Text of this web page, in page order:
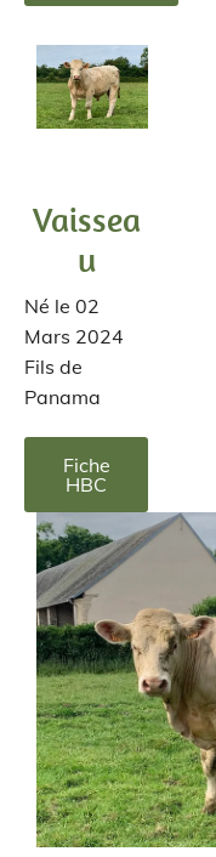
Vaissea
u
Né le 02
Mars 2024
Fils de
Panama
Fiche
HBC